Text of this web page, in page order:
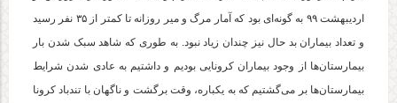
اردیبهشت ۹۹ به گونه‌ای بود که آمار مرگ و میر روزانه تا کمتر از ۳۵ نفر رسید
و تعداد بیماران بد حال نیز چندان زیاد نبود. به طوری که شاهد سبک شدن بار
بیمارستان‌ها از وجود بیماران کرونایی بودیم و داشتیم به عادی شدن شرایط
بیمارستان‌ها بر می‌گشتیم که به یکباره، وقت برگشت و ناگهان با تندباد کرونا